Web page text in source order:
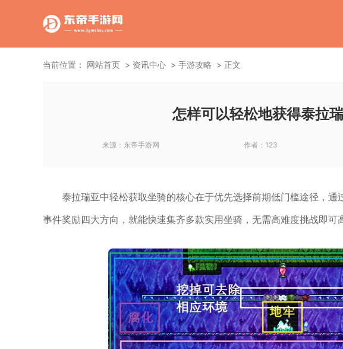
当前位置： 网站首页 资讯中心 手游攻略 正文
怎样可以轻松地获得泰拉
来源： 东帝手游网 作者： 123
泰拉瑞亚中轻松获取坐骑的核心在于优先选择前期低门槛途径，通
事件奖励四大方向，就能快速集齐多款实用坐骑，无需高难度挑战即可